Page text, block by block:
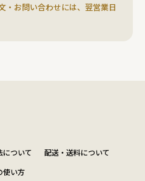
・お問い合わせには、翌営業日
について
配送・送料について
使い方